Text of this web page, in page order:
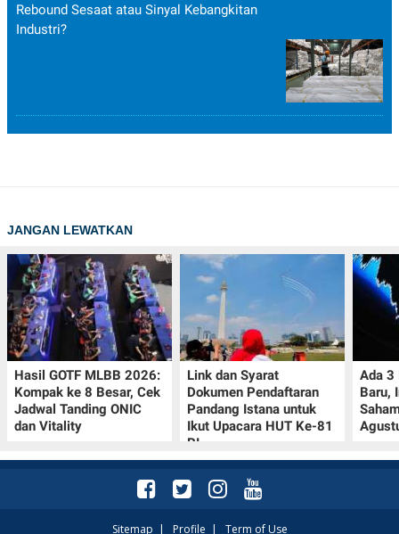
Rebound Sesaat atau Sinyal Kebangkitan
Industri?
JANGAN LEWATKAN
Hasil GOTF MLBB 2026:
Kompak ke 8 Besar, Cek
Jadwal Tanding ONIC
dan Vitality
Link dan Syarat
Dokumen Pendaftaran
Pandang Istana untuk
Ikut Upacara HUT Ke-81
RI
Ada 3
Baru,
Sitemap | Profile | Term of Use